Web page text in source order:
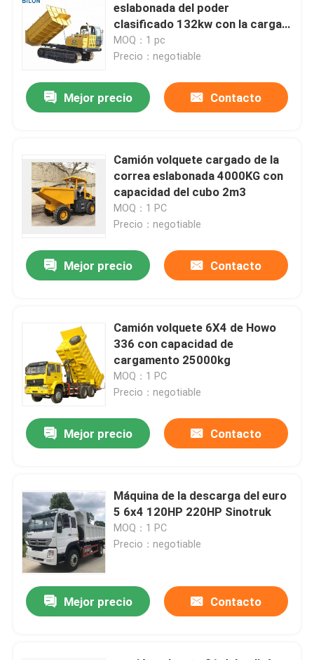
eslabonada del poder
clasificado 132kw con la carga
clasificada 10000kg
MOQ：1 pc
Precio：negotiable
Mejor precio Contacto
Camión volquete cargado de la
correa eslabonada 4000KG con
capacidad del cubo 2m3
MOQ：1 PC
Precio：negotiable
Mejor precio Contacto
Camión volquete 6X4 de Howo
336 con capacidad de
cargamento 25000kg
MOQ：1 PC
Precio：negotiable
Mejor precio Contacto
Máquina de la descarga del euro
5 6x4 120HP 220HP Sinotruk
MOQ：1 PC
Precio：negotiable
Mejor precio Contacto